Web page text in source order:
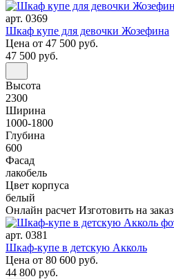
арт. 0369
Шкаф купе для девочки Жозефина
Цена от 47 500 руб.
47 500 руб.
Высота
2300
Ширина
1000-1800
Глубина
600
Фасад
лакобель
Цвет корпуса
белый
Онлайн расчет Изготовить на заказ
арт. 0381
Шкаф-купе в детскую Акколь
Цена от 80 600 руб.
44 800 руб.